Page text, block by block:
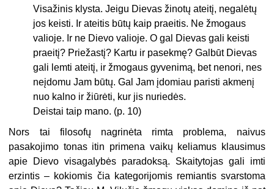
Visažinis klysta. Jeigu Dievas žinotų ateitį, negalėtų
jos keisti. Ir ateitis būtų kaip praeitis. Ne žmogaus
valioje. Ir ne Dievo valioje. O gal Dievas gali keisti
praeitį? Priežastį? Kartu ir pasekmę? Galbūt Dievas
gali lemti ateitį, ir žmogaus gyvenimą, bet nenori, nes
neįdomu Jam būtų. Gal Jam įdomiau paristi akmenį
nuo kalno ir žiūrėti, kur jis nuriedės.
Deistai taip mano. (p. 10)
Nors tai filosofų nagrinėta rimta problema, naivus
pasakojimo tonas itin primena vaikų keliamus klausimus
apie Dievo visagalybės paradoksą. Skaitytojas gali imti
erzintis – kokiomis čia kategorijomis remiantis svarstoma